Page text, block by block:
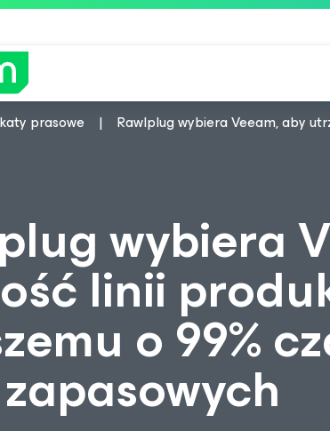
prasowe Rawlplug wybiera Veeam, aby
wybiera
linii
o 99%